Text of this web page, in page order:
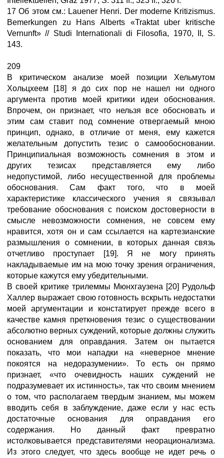
17 Об этом см.: Lauener Henri. Der moderne Kritizismus.
Bemerkungen zu Hans Alberts «Traktat uber kritische
Vernunft» // Studi Internationali di Filosofia, 1970, II, S.
143.
209
В критическом анализе моей позиции Хельмутом
Хольцхеем [18] я до сих пор не нашел ни одного
аргумента против моей критики идеи обоснования.
Впрочем, он признает, что нельзя все обосновать и
этим сам ставит под сомнение отвергаемый мною
принцип, однако, в отличие от меня, ему кажется
желательным допустить тезис о самообосновании.
Принципиальная возможность сомнения в этом и
других тезисах представляется ему либо
недопустимой, либо несущественной для проблемы
обоснования. Сам факт того, что в моей
характеристике классического учения я связывал
требование обоснования с поиском достоверности в
смысле невозможности сомнения, не совсем ему
нравится, хотя он и сам ссылается на картезианские
размышления о сомнении, в которых данная связь
отчетливо проступает [19]. Я не могу принять
накладываемые им на мою точку зрения ограничения,
которые кажутся ему убедительными.
В своей критике трилеммы Мюнхгаузена [20] Рудольф
Халлер выражает свою готовность вскрыть недостатки
моей аргументации и констатирует прежде всего в
качестве камня преткновения тезис о существовании
абсолютно верных суждений, которые должны служить
основанием для оправдания. Затем он пытается
показать, что мои нападки на «неверное мнение
покоятся на недоразумении». То есть он прямо
признает, «что очевидность наших суждений не
подразумевает их истинность», так что своим мнением
о том, что располагаем твердым знанием, мы можем
вводить себя в заблуждение, даже если у нас есть
достаточные основания для оправдания его
содержания. Но данный факт превратно
истолковывается представителями неорационализма.
Из этого следует, что здесь вообще не идет речь о